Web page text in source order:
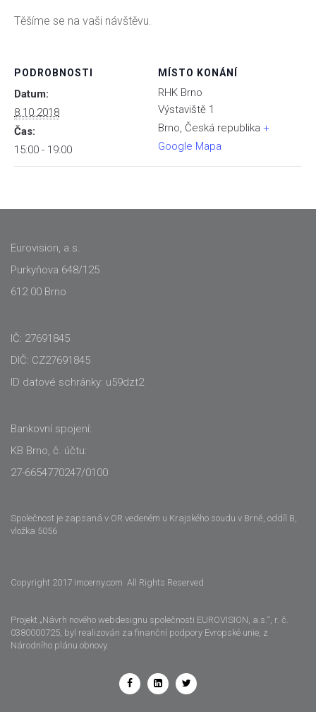
Těšíme se na vaši návštěvu.
PODROBNOSTI
Datum:
8.10.2018
Čas:
15:00 - 19:00
MÍSTO KONÁNÍ
RHK Brno
Výstaviště 1
Brno, Česká republika +
Google Mapa
Eurovision, a.s.
Purkyňova 648/125
612 00 Brno
IČ: 27691845
DIČ: CZ27691845
ID datové schránky: u59dzt2
Bankovní spojení:
KB Brno, č. účtu:
27-6654770247/0100
Společnost je zapsaná v OR vedeném u Krajského soudu v Brně, oddíl B,
vložka 5056
Copyright 2017 imcerny.com All Rights Reserved
Projekt „Návrh nového webdesignu společnosti EUROVISION, a.s.“, r. č.
0380000725, byl realizován za finanční podpory Evropské unie, z
Národního plánu obnovy.